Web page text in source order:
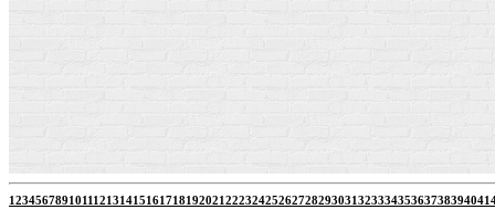
1234567891011121314151617181920212223242526272829303132333435363738394041